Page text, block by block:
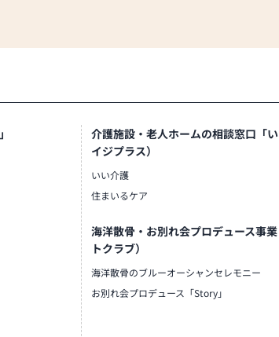
介護施設・老人ホームの相談窓口「
イジプラス）
いい介護
住まいるケア
海洋散骨・お別れ会プロデュース事
トクラブ）
海洋散骨のブルーオーシャンセレモニー
お別れ会プロデュース「Story」